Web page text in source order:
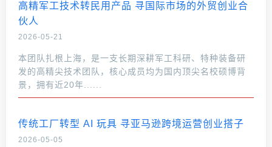
高精军工技术转民用产品 寻国际市场的外贸创业合
伙人
2026-05-21
本团队扎根上海，是一支长期深耕军工科研、特种装备研
发的高精尖技术团队，核心成员均为国内顶尖名校硕博背
景，拥有近20年......
传统工厂转型 AI 玩具 寻亚马逊跨境运营创业搭子
2026-05-05